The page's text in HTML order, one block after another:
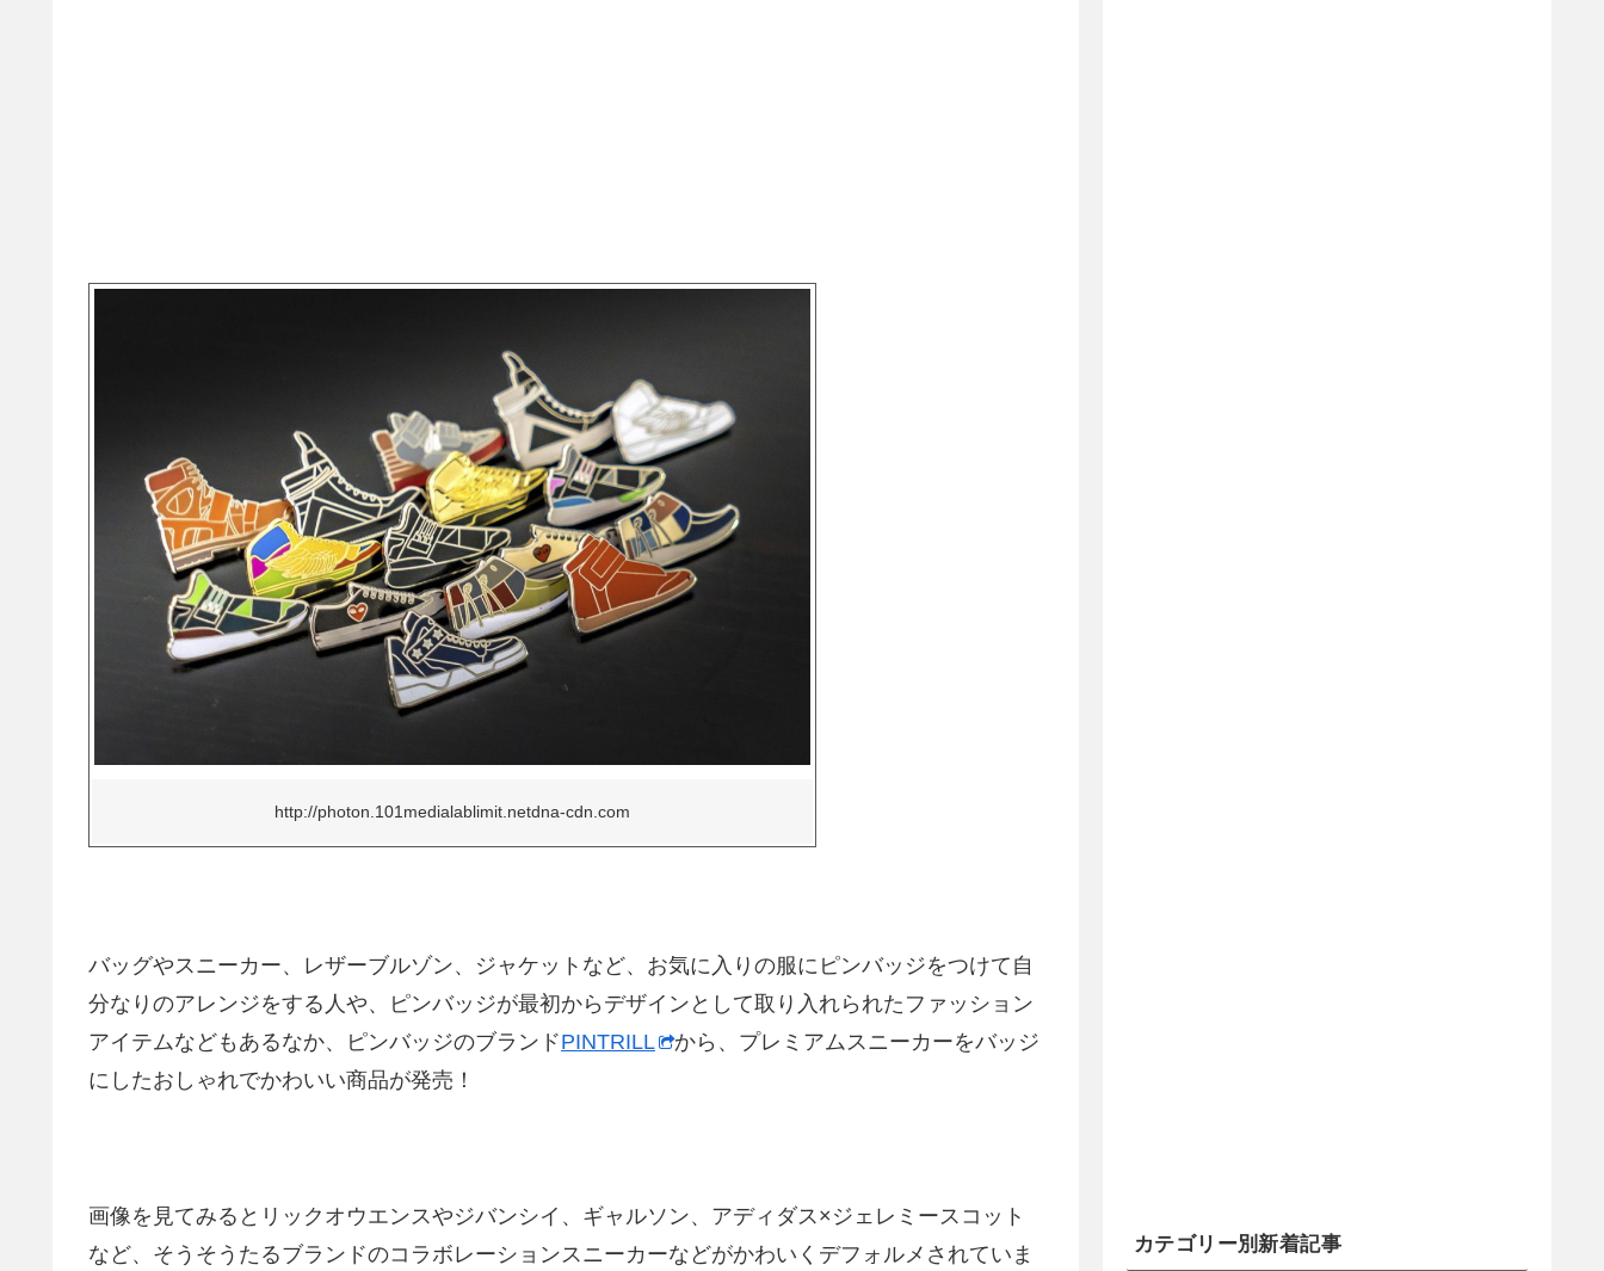
http://photon.101medialablimit.netdna-cdn.com
バッグやスニーカー、レザーブルゾン、ジャケットなど、お気に入りの服にピンバッジをつけて自
分なりのアレンジをする人や、ピンバッジが最初からデザインとして取り入れられたファッション
アイテムなどもあるなか、ピンバッジのブランドPINTRILL
から、プレミアムスニーカーをバッジ
にしたおしゃれでかわいい商品が発売！
画像を見てみるとリックオウエンスやジバンシイ、ギャルソン、アディダス×ジェレミースコット
など、そうそうたるブランドのコラボレーションスニーカーなどがかわいくデフォルメされていま
カテゴリー別新着記事